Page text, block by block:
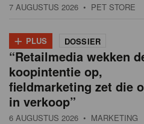
7 AUGUSTUS 2026 • PET STORE
+ PLUS DOSSIER
“Retailmedia wekken
koopintentie op,
fieldmarketing zet die
in verkoop”
6 AUGUSTUS 2026 • MARKETING